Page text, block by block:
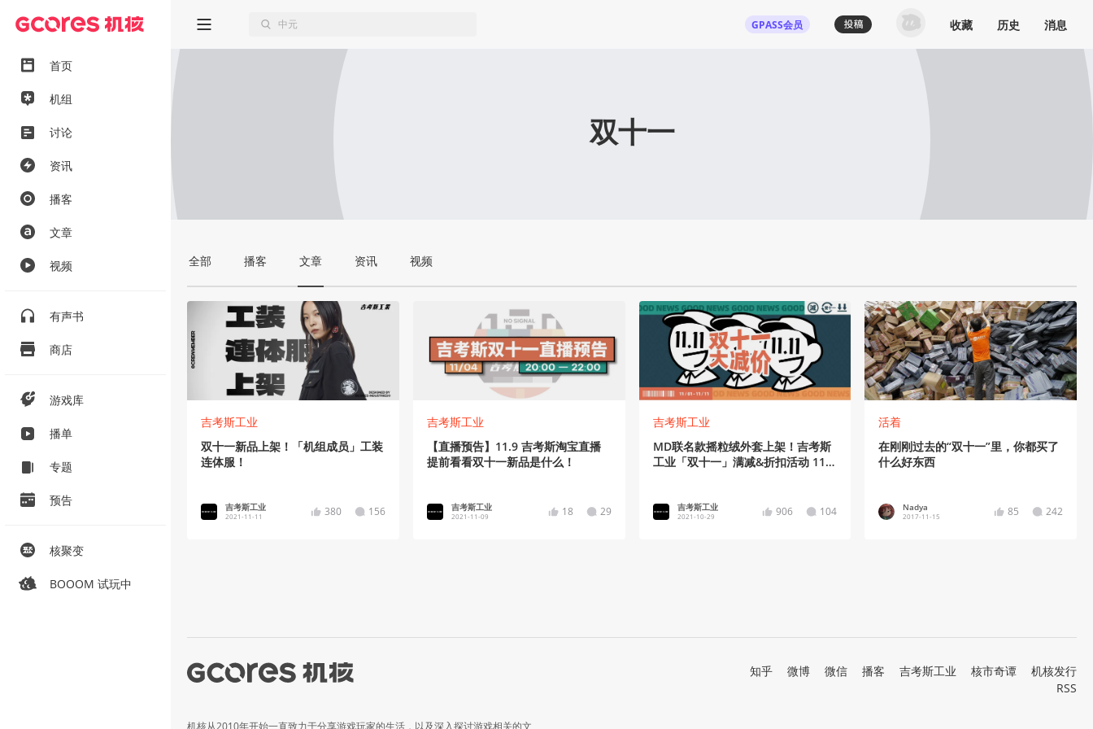
首页
机组
讨论
资讯
播客
文章
视频
有声书
商店
游戏库
播单
专题
预告
核聚变
BOOOM 试玩中
GPASS会员 收藏 历史 消息
双十一
全部 播客 文章 资讯 视频
吉考斯工业
双十一新品上架！「机组成员」工装
连体服！
吉考斯工业
2021-11-11 380 156
吉考斯工业
【直播预告】11.9 吉考斯淘宝直播
提前看看双十一新品是什么！
吉考斯工业
2021-11-09 18 29
吉考斯工业
MD联名款摇粒绒外套上架！吉考斯
工业「双十一」满减&折扣活动 11
吉考斯工业
2021-10-29 906 104
活着
在刚刚过去的“双十一”里，你都买了
什么好东西
Nadya
2017-11-15 85 242
机核从2010年开始一直致力于分享游戏玩家的生活，以及深入探讨游戏相关的文
知乎 微博 微信 播客 吉考斯工业 核市奇谭
机核发行
RSS